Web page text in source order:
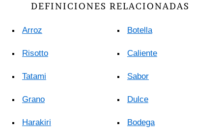
DEFINICIONES RELACIONADAS
Arroz
Risotto
Tatami
Grano
Harakiri
Botella
Caliente
Sabor
Dulce
Bodega